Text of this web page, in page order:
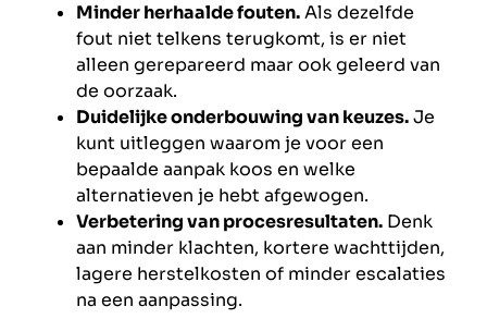
Minder herhaalde fouten.Als dezelfde
fout niet telkens terugkomt, is er niet
alleen gerepareerd maar ook geleerd van
de oorzaak.
Duidelijke onderbouwing van keuzes.Je
kunt uitleggen waarom je voor een
bepaalde aanpak koos en welke
alternatieven je hebt afgewogen.
Verbetering van procesresultaten. Denk
aan minder klachten, kortere wachttijden,
lagere herstelkosten of minder escalaties
na een aanpassing.